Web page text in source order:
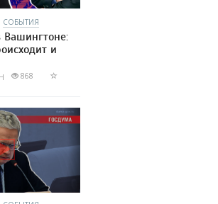
СОБЫТИЯ
Вашингтоне:
и
868